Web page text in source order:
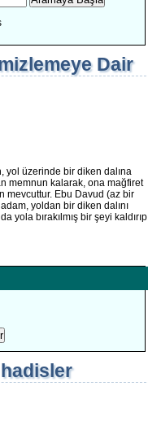
Dair
yol üzerinde bir diken dalına
memnun kalarak, ona mağfiret
mevcuttur. Ebu Davud (az bir
yoldan bir diken dalını
yola bırakılmış bir şeyi kaldırıp